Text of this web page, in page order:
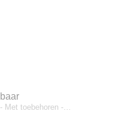
Met toebehoren -…